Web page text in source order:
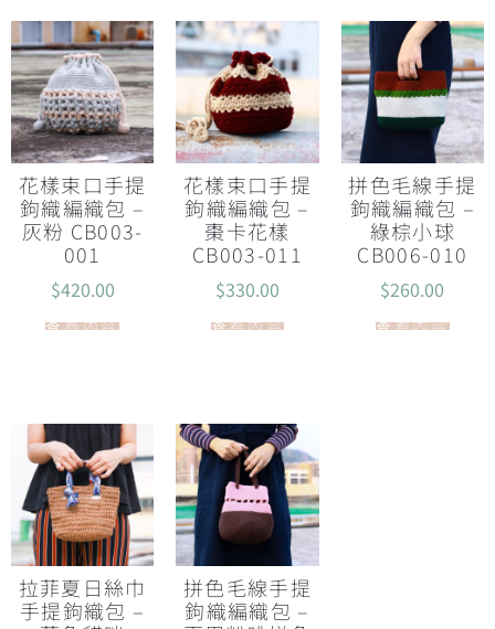
花樣束口手提
鉤織編織包 –
灰粉 CB003-
001
$420.00
查看內容
花樣束口手提
鉤織編織包 –
棗卡花樣
CB003-011
$330.00
查看內容
拼色毛線手提
鉤織編織包 –
綠棕小球
CB006-010
$260.00
查看內容
拉菲夏日絲巾
手提鉤織包 –
拼色毛線手提
鉤織編織包 –